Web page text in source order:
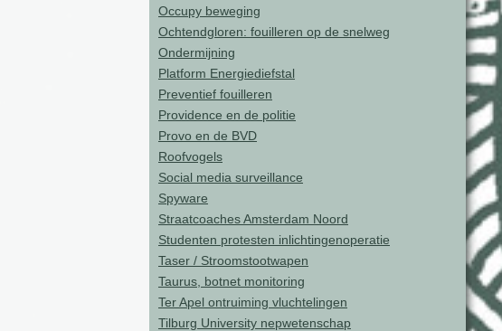
Occupy beweging
Ochtendgloren: fouilleren op de snelweg
Ondermijning
Platform Energiediefstal
Preventief fouilleren
Providence en de politie
Provo en de BVD
Roofvogels
Social media surveillance
Spyware
Straatcoaches Amsterdam Noord
Studenten protesten inlichtingenoperatie
Taser / Stroomstootwapen
Taurus, botnet monitoring
Ter Apel ontruiming vluchtelingen
Tilburg University nepwetenschap